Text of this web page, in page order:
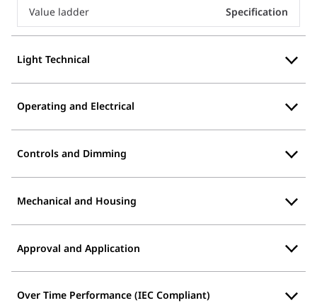
Value ladder Specification
Light Technical
Operating and Electrical
Controls and Dimming
Mechanical and Housing
Approval and Application
Over Time Performance (IEC Compliant)